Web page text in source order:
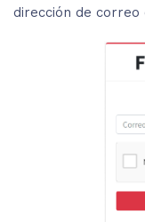
dirección de correo